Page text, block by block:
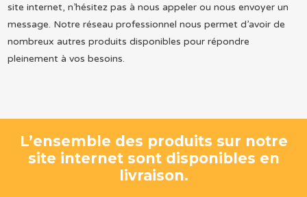
site internet, n’hésitez pas à nous appeler ou nous envoyer un
message. Notre réseau professionnel nous permet d’avoir de
nombreux autres produits disponibles pour répondre
pleinement à vos besoins.
L’ensemble des produits sur notre
site internet sont disponibles en
livraison.